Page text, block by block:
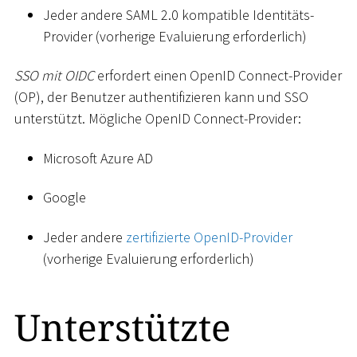
Jeder andere SAML 2.0 kompatible Identitäts-
Provider (vorherige Evaluierung erforderlich)
SSO mit OIDCerfordert einen OpenID Connect-Provider
(OP), der Benutzer authentifizieren kann und SSO
unterstützt. Mögliche OpenID Connect-Provider:
Microsoft Azure AD
Google
Jeder andere zertifizierte OpenID-Provider
(vorherige Evaluierung erforderlich)
Unterstützte